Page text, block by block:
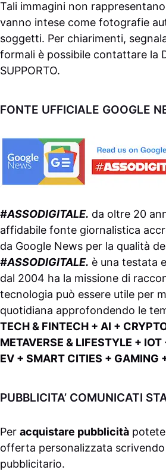
Tali immagini non
vanno intese come fotografie
soggetti. Per chiarimenti,
formali è possibile contattare la
SUPPORTO.
FONTE UFFICIALE GOOGLE
#ASSODIGITALE. da oltre 20
affidabile fonte giornalistica
da Google News per la qualità
#ASSODIGITALE. è una testata
dal 2004 ha la missione di
tecnologia può essere utile per
quotidiana approfondendo le
TECH & FINTECH + AI +
METAVERSE & LIFESTYLE +
EV + SMART CITIES + GAMING
PUBBLICITA’ COMUNICATI
Per acquistare pubblicità
offerta personalizzata scrivendo
pubblicitario.